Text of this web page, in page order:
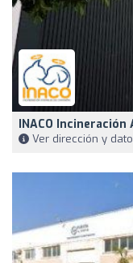
INACO Incineración
Ver dirección y